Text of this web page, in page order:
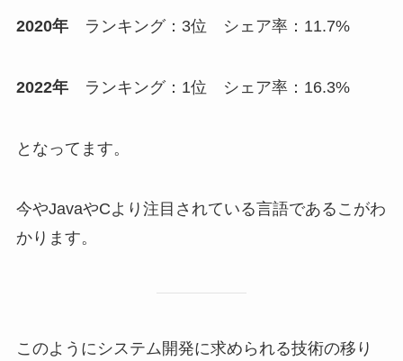
2020年ランキング：3位 シェア率：11.7%
2022年ランキング：1位 シェア率：16.3%
となってます。
今やJavaやCより注目されている言語であるこがわ
かります。
このようにシステム開発に求められる技術の移り